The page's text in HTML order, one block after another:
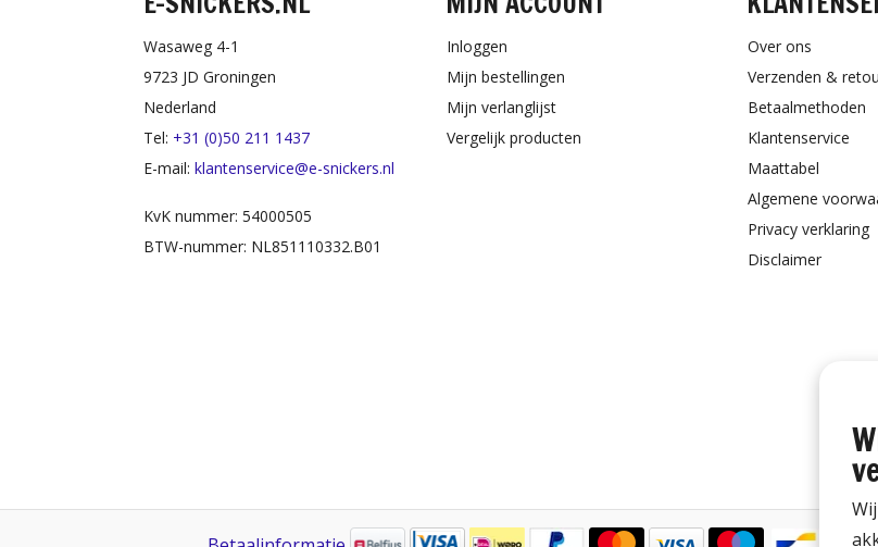
Wasaweg 4-1
9723 JD Groningen
Nederland
Tel: +31 (0)50 211 1437
E-mail: klantenservice@e-snickers.nl
KvK nummer: 54000505
BTW-nummer: NL851110332.B01
Inloggen
Mijn bestellingen
Mijn verlanglijst
Vergelijk producten
Over ons
Verzenden &
Betaalmethoden
Klantenservice
Maattabel
Algemene
Privacy verklaring
Disclaimer